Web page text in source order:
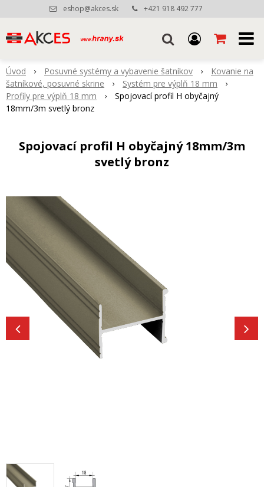
eshop@akces.sk +421 918 492 777
Úvod Posuvné systémy a vybavenie šatníkov
Kovanie na
šatníkové, posuvné skrine
Systém pre výplň 18 mm
Profily pre výplň 18 mm
Spojovací profil H obyčajný
18mm/3m svetlý bronz
Spojovací profil H obyčajný 18mm/3m
svetlý bronz